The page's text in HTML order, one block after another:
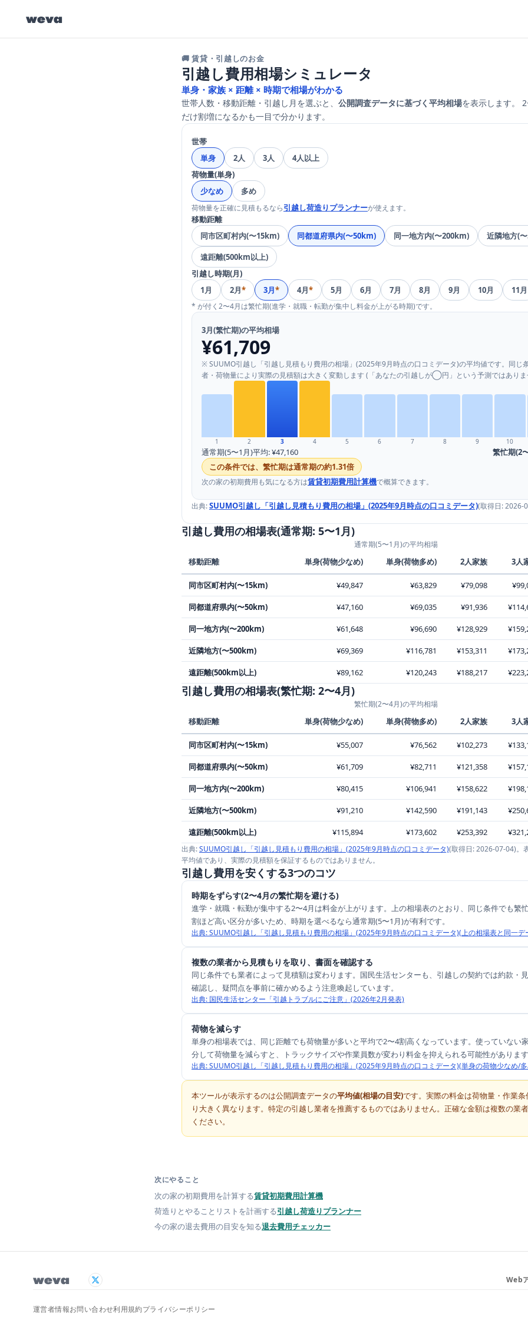
weva
🚚 賃貸・引越しのお金
引越し費用相場シミュレータ
単身・家族 × 距離 × 時期で相場がわかる
世帯人数・移動距離・引越し月を選ぶと、 公開調査データに基づく平均相場を表示します。
だけ割増になるかも一目で分かります。
世帯
単身
2人 3人
4人以上
荷物量(単身)
少なめ
多め
荷物量を正確に見積もるなら引越し荷造りプランナーが使えます。
移動距離
同市区町村内(〜15km)
同都道府県内(〜50km) 同一地方内(〜200km)
近隣地方(
遠距離(500km以上)
引越し時期(月)
1月 2月* 3月* 4月* 5月 6月 7月 8月 9月 10月 11月
* が付く2〜4月は繁忙期(進学・就職・転勤が集中し料金が上がる時期)です。
3月(繁忙期)の平均相場
¥61,709
※SUUMO引越し「引越し見積もり費用の相場」(2025年9月時点の口コミデータ)の平均値です。同じ
者・荷物量により実際の見積額は大きく変動します (「あなたの引越しが◯円」という予測ではあり
1 2 3 4 5 6 7 8 9 10
通常期(5〜1月)平均:¥47,160
繁忙期(2
この条件では、繁忙期は通常期の約1.31倍
次の家の初期費用も気になる方は賃貸初期費用計算機で概算できます。
出典:SUUMO引越し「引越し見積もり費用の相場」(2025年9月時点の口コミデータ)(取得日:2026-
引越し費用の相場表(通常期: 5〜1月)
通常期(5〜1月)の平均相場
移動距離 単身(荷物少なめ) 単身(荷物多め) 2人家族 3人
同市区町村内(〜15km) ¥49,847 ¥63,829 ¥79,098
同都道府県内(〜50km) ¥47,160 ¥69,035 ¥91,936
同一地方内(〜200km) ¥61,648 ¥96,690 ¥128,929
近隣地方(〜500km) ¥69,369 ¥116,781 ¥153,311
遠距離(500km以上) ¥89,162 ¥120,243 ¥188,217
引越し費用の相場表(繁忙期: 2〜4月)
繁忙期(2〜4月)の平均相場
移動距離 単身(荷物少なめ) 単身(荷物多め) 2人家族 3人
同市区町村内(〜15km) ¥55,007 ¥76,562 ¥102,273
同都道府県内(〜50km) ¥61,709 ¥82,711 ¥121,358
同一地方内(〜200km) ¥80,415 ¥106,941 ¥158,622
近隣地方(〜500km) ¥91,210 ¥142,590 ¥191,143
遠距離(500km以上) ¥115,894 ¥173,602 ¥253,392
出典:SUUMO引越し「引越し見積もり費用の相場」(2025年9月時点の口コミデータ)(取得日:2026-07-04)。
平均値であり、実際の見積額を保証するものではありません。
引越し費用を安くする3つのコツ
時期をずらす(2〜4月の繁忙期を避ける)
進学・就職・転勤が集中する2〜4月は料金が上がります。上の相場表のとおり、同じ条件でも繁
割ほど高い区分が多いため、時期を選べるなら通常期(5〜1月)が有利です。
出典:SUUMO引越し「引越し見積もり費用の相場」(2025年9月時点の口コミデータ)(上の相場表と同一デ
複数の業者から見積もりを取り、書面を確認する
同じ条件でも業者によって見積額は変わります。国民生活センターも、引越しの契約では約款・
確認し、疑問点を事前に確かめるよう注意喚起しています。
出典: 国民生活センター「引越トラブルにご注意」(2026年2月発表)
荷物を減らす
単身の相場表では、同じ距離でも荷物量が多いと平均で2〜4割高くなっています。使っていない
分して荷物量を減らすと、トラックサイズや作業員数が変わり料金を抑えられる可能性がありま
出典:SUUMO引越し「引越し見積もり費用の相場」(2025年9月時点の口コミデータ)(単身の荷物少なめ/
本ツールが表示するのは公開調査データの平均値(相場の目安)です。実際の料金は荷物量・作業
り大きく異なります。特定の引越し業者を推薦するものではありません。正確な金額は複数の業
ください。
次にやること
次の家の初期費用を計算する賃貸初期費用計算機
荷造りとやることリストを計画する引越し荷造りプランナー
今の家の退去費用の目安を知る退去費用チェッカー
weva Web
運営者情報お問い合わせ利用規約プライバシーポリシー